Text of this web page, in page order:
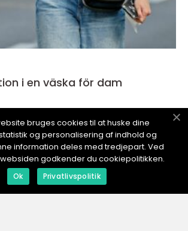
i en väska för dam
DIN-ESHOP.se
bruges cookies til at huske dine
og personalisering af indhold og
information deles med tredjepart. Ved
godkender du cookiepolitikken.
Ok Privatlivspolitik